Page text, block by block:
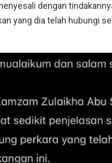
dengan
yang dia telah hubungi